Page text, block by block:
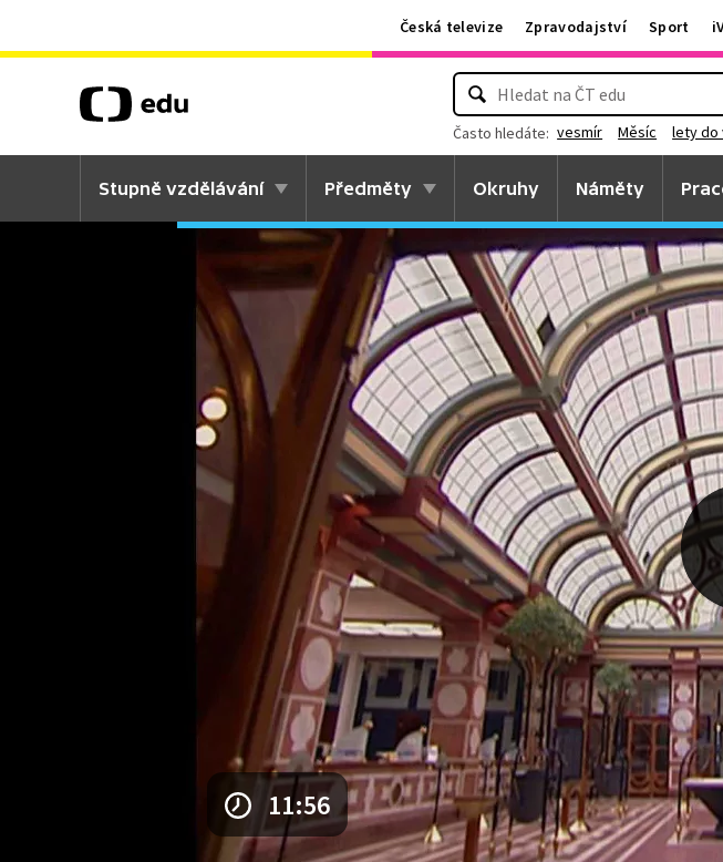
Česká televize Zpravodajství Sport
Často hledáte: vesmír Měsíc lety do
Stupně vzdělávání Předměty Okruhy Náměty
11:56